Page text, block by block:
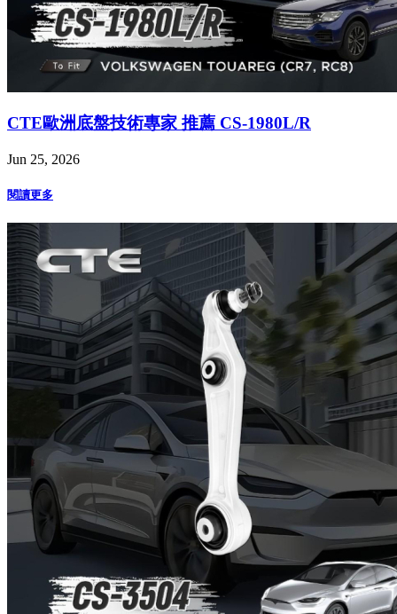
CTE歐洲底盤技術專家 推薦 CS-1980L/R
Jun 25, 2026
閱讀更多